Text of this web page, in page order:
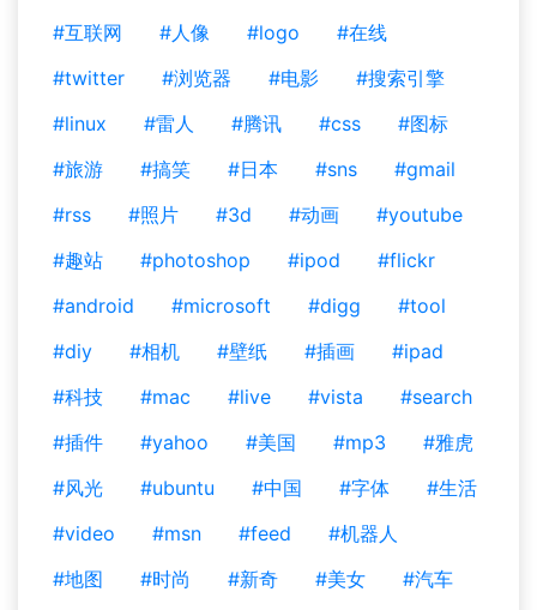
#互联网
#人像 #logo
#在线
#twitter
#浏览器 #电影
#搜索引擎
#linux
#雷人 #腾讯 #css
#图标
#旅游
#搞笑 #日本 #sns
#gmail
#rss
#照片 #3d #动画
#youtube
#趣站
#photoshop #ipod
#flickr
#android
#microsoft #digg
#tool
#diy
#相机 #壁纸 #插画
#ipad
#科技
#mac #live #vista
#search
#插件
#yahoo #美国 #mp3
#雅虎
#风光
#ubuntu #中国 #字体
#生活
#video
#msn #feed
#机器人
#地图
#时尚 #新奇 #美女
#汽车